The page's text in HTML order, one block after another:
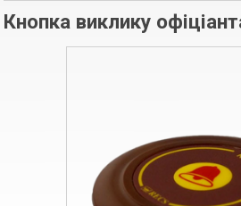
Кнопка виклику